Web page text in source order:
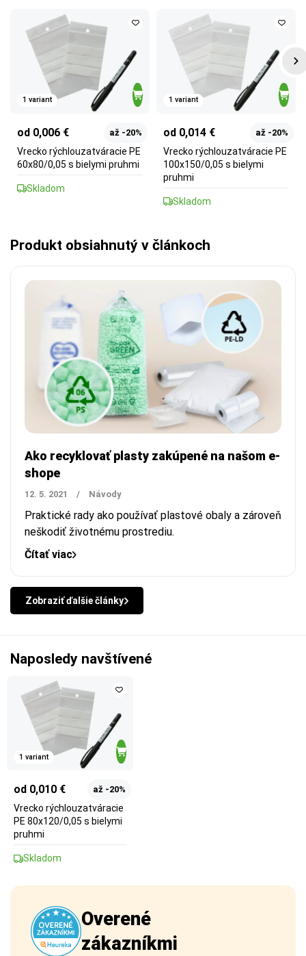
1 variant
od 0,006 € až -20%
Vrecko rýchlouzatváracie PE
60x80/0,05 s bielymi pruhmi
Skladom
1 variant
od 0,014 € až -20%
Vrecko rýchlouzatváracie PE
100x150/0,05 s bielymi
pruhmi
Skladom
Produkt obsiahnutý v článkoch
Ako recyklovať plasty zakúpené na našom e-
shope
12. 5. 2021 / Návody
Praktické rady ako používať plastové obaly a zároveň
neškodiť životnému prostrediu.
Čítať viac
Zobraziť ďalšie články
Naposledy navštívené
1 variant
od 0,010 € až -20%
Vrecko rýchlouzatváracie
PE 80x120/0,05 s bielymi
pruhmi
Skladom
Overené
zákazníkmi